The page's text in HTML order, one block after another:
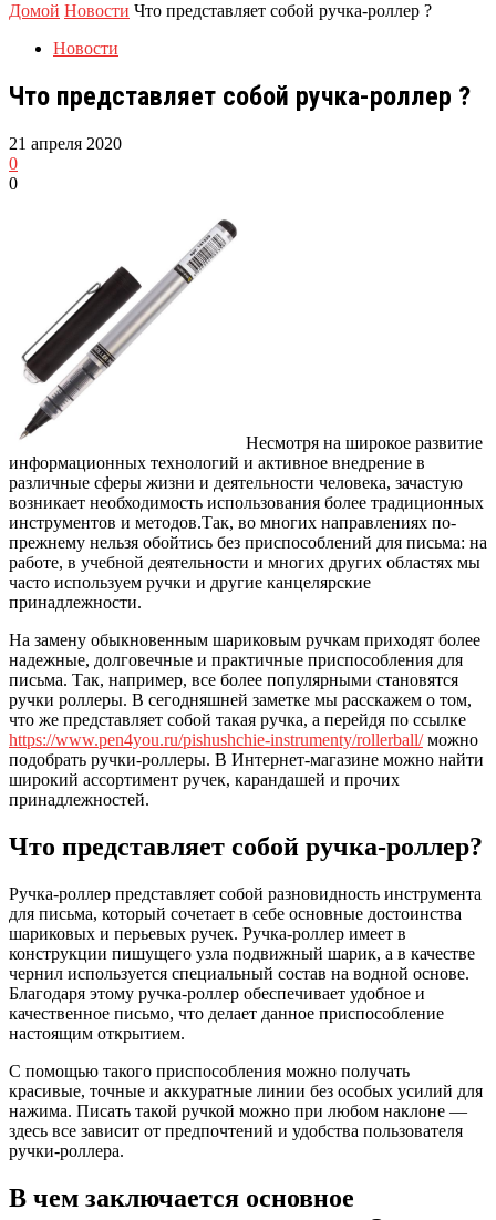
Домой Новости Что представляет собой ручка-роллер ?
Новости
Что представляет собой ручка-роллер ?
21 апреля 2020
0
0
Несмотря на широкое развитие
информационных технологий и активное внедрение в
различные сферы жизни и деятельности человека, зачастую
возникает необходимость использования более традиционных
инструментов и методов.Так, во многих направлениях по-
прежнему нельзя обойтись без приспособлений для письма: на
работе, в учебной деятельности и многих других областях мы
часто используем ручки и другие канцелярские
принадлежности.
На замену обыкновенным шариковым ручкам приходят более
надежные, долговечные и практичные приспособления для
письма. Так, например, все более популярными становятся
ручки роллеры. В сегодняшней заметке мы расскажем о том,
что же представляет собой такая ручка, а перейдя по ссылке
https://www.pen4you.ru/pishushchie-instrumenty/rollerball/можно
подобрать ручки-роллеры. В Интернет-магазине можно найти
широкий ассортимент ручек, карандашей и прочих
принадлежностей.
Что представляет собой ручка-роллер?
Ручка-роллер представляет собой разновидность инструмента
для письма, который сочетает в себе основные достоинства
шариковых и перьевых ручек. Ручка-роллер имеет в
конструкции пишущего узла подвижный шарик, а в качестве
чернил используется специальный состав на водной основе.
Благодаря этому ручка-роллер обеспечивает удобное и
качественное письмо, что делает данное приспособление
настоящим открытием.
С помощью такого приспособления можно получать
красивые, точные и аккуратные линии без особых усилий для
нажима. Писать такой ручкой можно при любом наклоне —
здесь все зависит от предпочтений и удобства пользователя
ручки-роллера.
В чем заключается основное